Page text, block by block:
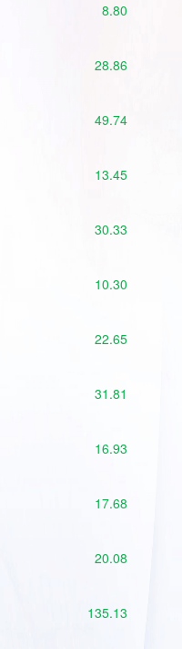
8.80
28.86
49.74
13.45
30.33
10.30
22.65
31.81
16.93
17.68
20.08
135.13